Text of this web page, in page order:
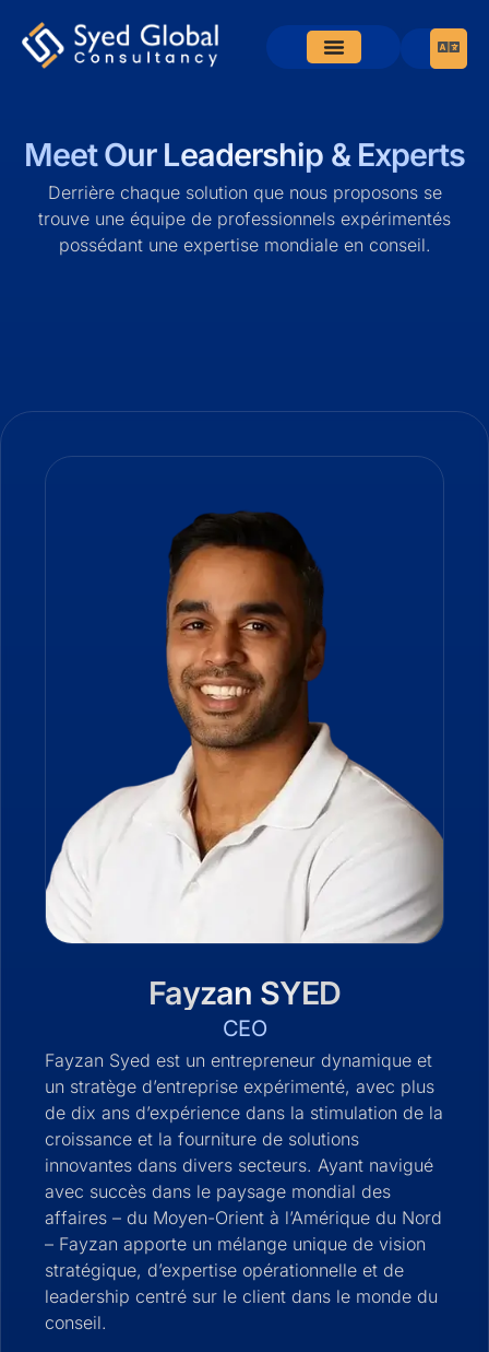
Meet Our Leadership & Experts
Derrière chaque solution que nous proposons se
trouve une équipe de professionnels expérimentés
possédant une expertise mondiale en conseil.
Fayzan SYED
CEO
Fayzan Syed est un entrepreneur dynamique et
un stratège d’entreprise expérimenté, avec plus
de dix ans d’expérience dans la stimulation de la
croissance et la fourniture de solutions
innovantes dans divers secteurs. Ayant navigué
avec succès dans le paysage mondial des
affaires – du Moyen-Orient à l’Amérique du Nord
– Fayzan apporte un mélange unique de vision
stratégique, d’expertise opérationnelle et de
leadership centré sur le client dans le monde du
conseil.